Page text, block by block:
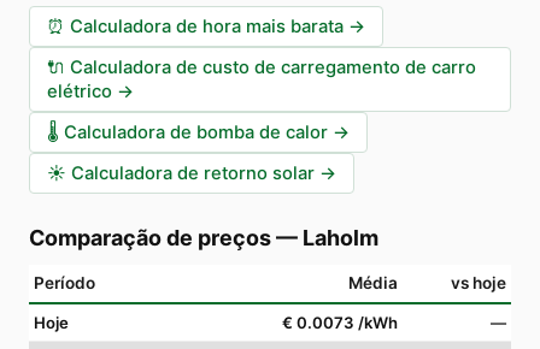
⏰ Calculadora de hora mais barata →
🔌 Calculadora de custo de carregamento de carro
elétrico →
🌡️ Calculadora de bomba de calor →
☀️ Calculadora de retorno solar →
Comparação de preços— Laholm
Período Média vs hoje
Hoje € 0.0073 /kWh
—